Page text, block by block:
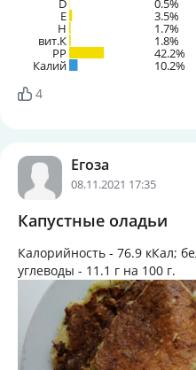
D 0.5%
E 3.5%
H 1.7%
вит.К 1.8%
PP 42.2%
Калий 10.2%
4
Егоза
08.11.2021 17:35
Капустные оладьи
Калорийность - 76.9 кКал;
углеводы - 11.1 г на 100 г.